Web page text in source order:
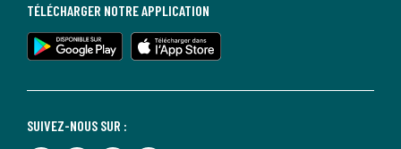
SUIVEZ-NOUS SUR :
TÉLÉCHARGER NOTRE APPLICATION